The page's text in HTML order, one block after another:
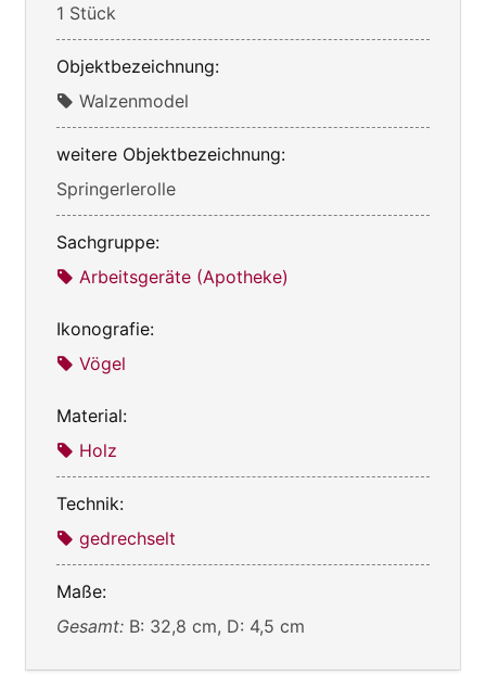
1 Stück
Objektbezeichnung:
Walzenmodel
weitere Objektbezeichnung:
Springerlerolle
Sachgruppe:
Arbeitsgeräte (Apotheke)
Ikonografie:
Vögel
Material:
Holz
Technik:
gedrechselt
Maße:
Gesamt: B: 32,8 cm, D: 4,5 cm